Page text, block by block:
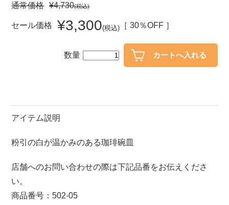
アイテム
小皿 中皿・取皿
長皿・さんま皿 付出皿
ポット
マグカップ 蓋付マグ
そば千代口
通常価格 ¥4,730(税込)
セール価格 ¥3,300(税込) ［ 30％OFF ］
数量
アイテム説明
粉引の白が温かみのある珈琲碗皿
店舗へのお問い合わせの際は下記品番をお伝えくださ
い。
商品番号：502-05